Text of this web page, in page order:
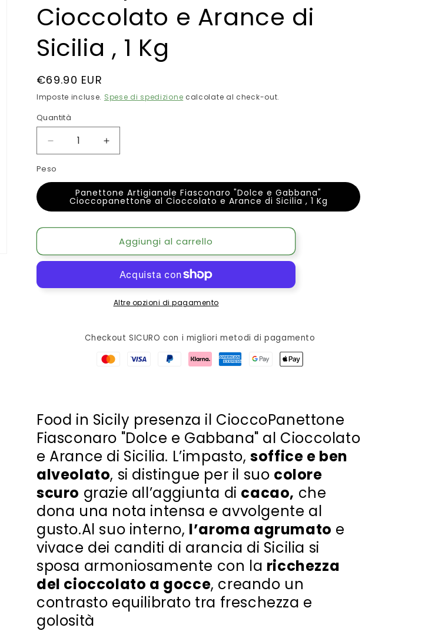
Cioccolato e Arance di
Sicilia , 1 Kg
Prezzo
di
listino
€69.90 EUR
Imposte incluse. Spese di spedizione calcolate al check-out.
Quantità
Quantità
Diminuisci
quantità
per
Panettone
Artigianale
Fiasconaro
Gabbana&quot;
Cioccopanettone
Aumenta
quantità
Panettone
Artigianale
Fiasconaro
Gabbana&quot;
Cioccopanettone
Cioccolato
Arance
Sicilia
,
1
Peso
Panettone Artigianale Fiasconaro "Dolce e Gabbana"
Cioccopanettone al Cioccolato e Arance di Sicilia , 1 Kg
Aggiungi al carrello
Altre opzioni di pagamento
Checkout SICURO con i migliori metodi di pagamento
Food in Sicily presenza il CioccoPanettone
Fiasconaro "Dolce e Gabbana" al Cioccolato
e Arance di Sicilia. L’impasto,soffice e ben
alveolato, si distingue per il suo colore
scuro grazie all’aggiunta di cacao, che
dona una nota intensa e avvolgente al
gusto.Al suo interno, l’aroma agrumato e
vivace dei canditi di arancia di Sicilia si
sposa armoniosamente con la ricchezza
del cioccolato a gocce, creando un
contrasto equilibrato tra freschezza e
golosità